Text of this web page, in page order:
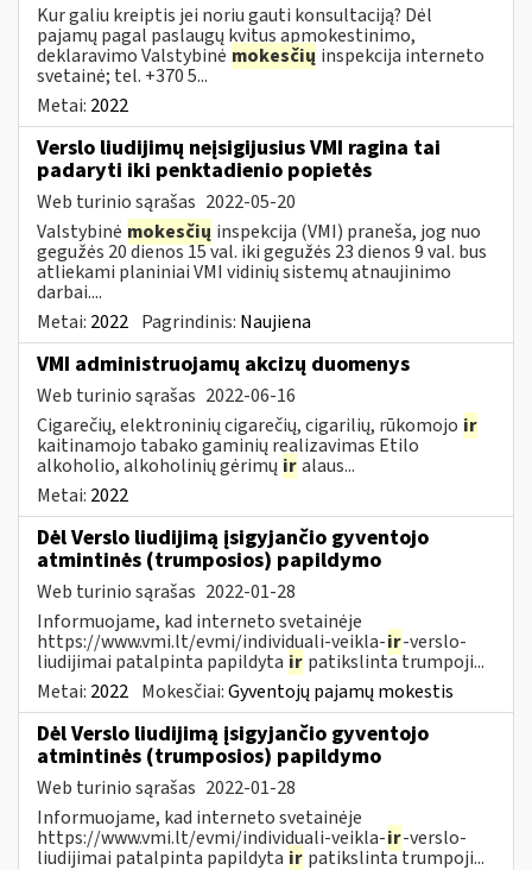
Kur galiu kreiptis jei noriu gauti konsultaciją? Dėl
pajamų pagal paslaugų kvitus apmokestinimo,
deklaravimo Valstybinė mokesčių inspekcija interneto
svetainė; tel. +370 5...
Metai: 2022
Verslo liudijimų neįsigijusius VMI ragina tai
padaryti iki penktadienio popietės
Web turinio sąrašas 2022-05-20
Valstybinė mokesčių inspekcija (VMI) praneša, jog nuo
gegužės 20 dienos 15 val. iki gegužės 23 dienos 9 val. bus
atliekami planiniai VMI vidinių sistemų atnaujinimo
darbai....
Metai: 2022 Pagrindinis: Naujiena
VMI administruojamų akcizų duomenys
Web turinio sąrašas 2022-06-16
Cigarečių, elektroninių cigarečių, cigarilių, rūkomojo ir
kaitinamojo tabako gaminių realizavimas Etilo
alkoholio, alkoholinių gėrimų iralaus...
Metai: 2022
Dėl Verslo liudijimą įsigyjančio gyventojo
atmintinės (trumposios) papildymo
Web turinio sąrašas 2022-01-28
Informuojame, kad interneto svetainėje
https://www.vmi.lt/evmi/individuali-veikla-ir-verslo-
liudijimai patalpinta papildyta ir patikslinta trumpoji...
Metai: 2022 Mokesčiai:Gyventojų pajamų mokestis
Dėl Verslo liudijimą įsigyjančio gyventojo
atmintinės (trumposios) papildymo
Web turinio sąrašas 2022-01-28
Informuojame, kad interneto svetainėje
https://www.vmi.lt/evmi/individuali-veikla-ir-verslo-
liudijimai patalpinta papildyta ir patikslinta trumpoji...